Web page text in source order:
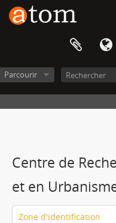
Parcourir
Centre de
et en
Zone d'identification